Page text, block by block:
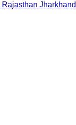
Rajasthan Jharkhand